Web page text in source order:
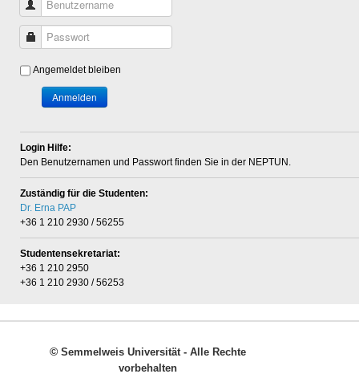
Benutzername
Passwort
Angemeldet bleiben
Anmelden
Login Hilfe:
Den Benutzernamen und Passwort finden Sie in der NEPTUN.
Zuständig für die Studenten:
Dr. Erna PAP
+36 1 210 2930 / 56255
Studentensekretariat:
+36 1 210 2950
+36 1 210 2930 / 56253
©Semmelweis Universität - Alle Rechte
vorbehalten